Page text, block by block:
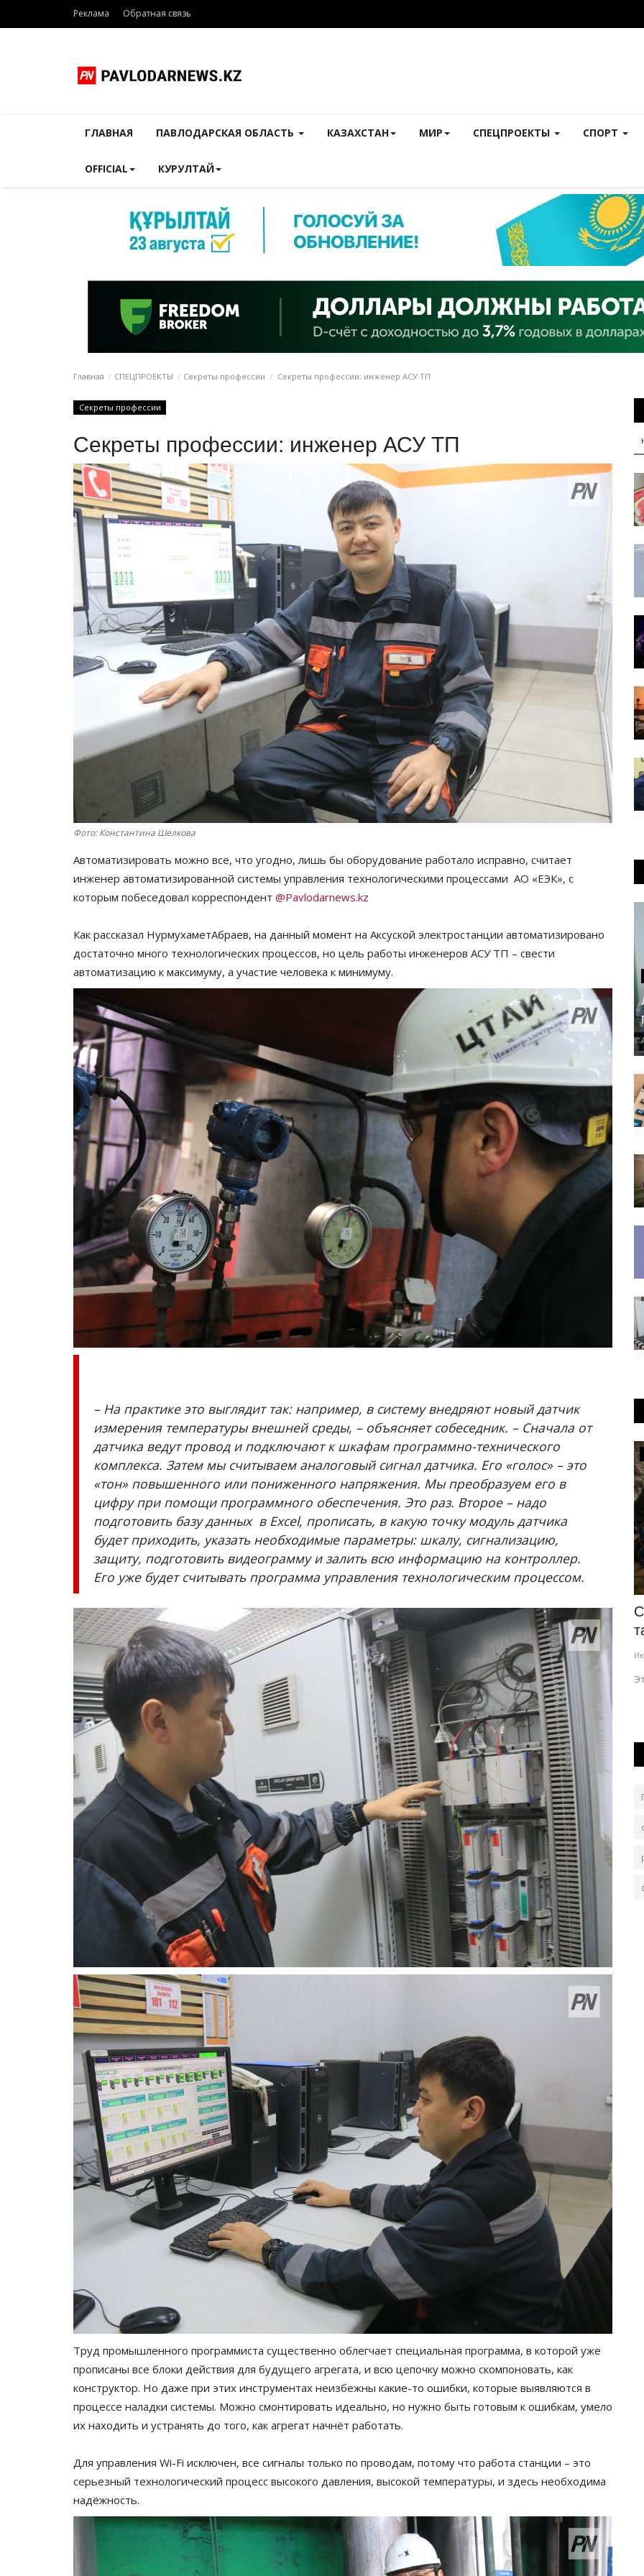
Реклама Обратная связь
ГЛАВНАЯ ПАВЛОДАРСКАЯ ОБЛАСТЬ КАЗАХСТАН МИР СПЕЦПРОЕКТЫ СПОРТ
OFFICIAL КУРУЛТАЙ
Главная СПЕЦПРОЕКТЫ Секреты профессии Секреты профессии: инженер АСУ ТП
Секреты профессии
Секреты профессии: инженер АСУ ТП
Фото: Константина Шелкова
Автоматизировать можно все, что угодно, лишь бы оборудование работало исправно, считает
инженер автоматизированной системы управления технологическими процессами АО «ЕЭК», с
которым побеседовал корреспондент @Pavlodarnews.kz
Как рассказал НурмухаметАбраев, на данный момент на Аксуской электростанции автоматизировано
достаточно много технологических процессов, но цель работы инженеров АСУ ТП – свести
автоматизацию к максимуму, а участие человека к минимуму.
– На практике это выглядит так: например, в систему внедряют новый датчик
измерения температуры внешней среды, – объясняет собеседник. – Сначала от
датчика ведут провод и подключают к шкафам программно-технического
комплекса. Затем мы считываем аналоговый сигнал датчика. Его «голос» – это
«тон» повышенного или пониженного напряжения. Мы преобразуем его в
цифру при помощи программного обеспечения. Это раз. Второе – надо
подготовить базу данных в Excel, прописать, в какую точку модуль датчика
будет приходить, указать необходимые параметры: шкалу, сигнализацию,
защиту, подготовить видеограмму и залить всю информацию на контроллер.
Его уже будет считывать программа управления технологическим процессом.
Труд промышленного программиста существенно облегчает специальная программа, в которой уже
прописаны все блоки действия для будущего агрегата, и всю цепочку можно скомпоновать, как
конструктор. Но даже при этих инструментах неизбежны какие-то ошибки, которые выявляются в
процессе наладки системы. Можно смонтировать идеально, но нужно быть готовым к ошибкам, умело
их находить и устранять до того, как агрегат начнёт работать.
Для управления Wi-Fi исключен, все сигналы только по проводам, потому что работа станции – это
серьезный технологический процесс высокого давления, высокой температуры, и здесь необходима
надёжность.
Туризм
Павлодарское село стало
победителем национального конкурса
Июнь 25, 2026 0 348
В стране подвели итоги ежегодного национального
конкурса «Үздік туристік ауыл».
Медицина
В детских садах Павлодара усилили
прививочный контроль
Авг 6, 2026
С помощью вакцин эпидемиологи предупреждают
вспышки кори и коклюша.